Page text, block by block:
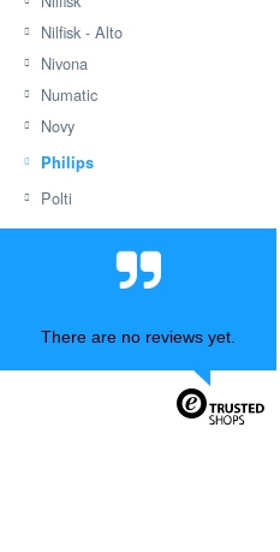
Nilfisk - Alto
Nivona
Numatic
Novy
Philips
Polti
Rowenta
Riviera & Bar
Russell Hobbs
There are no reviews yet.